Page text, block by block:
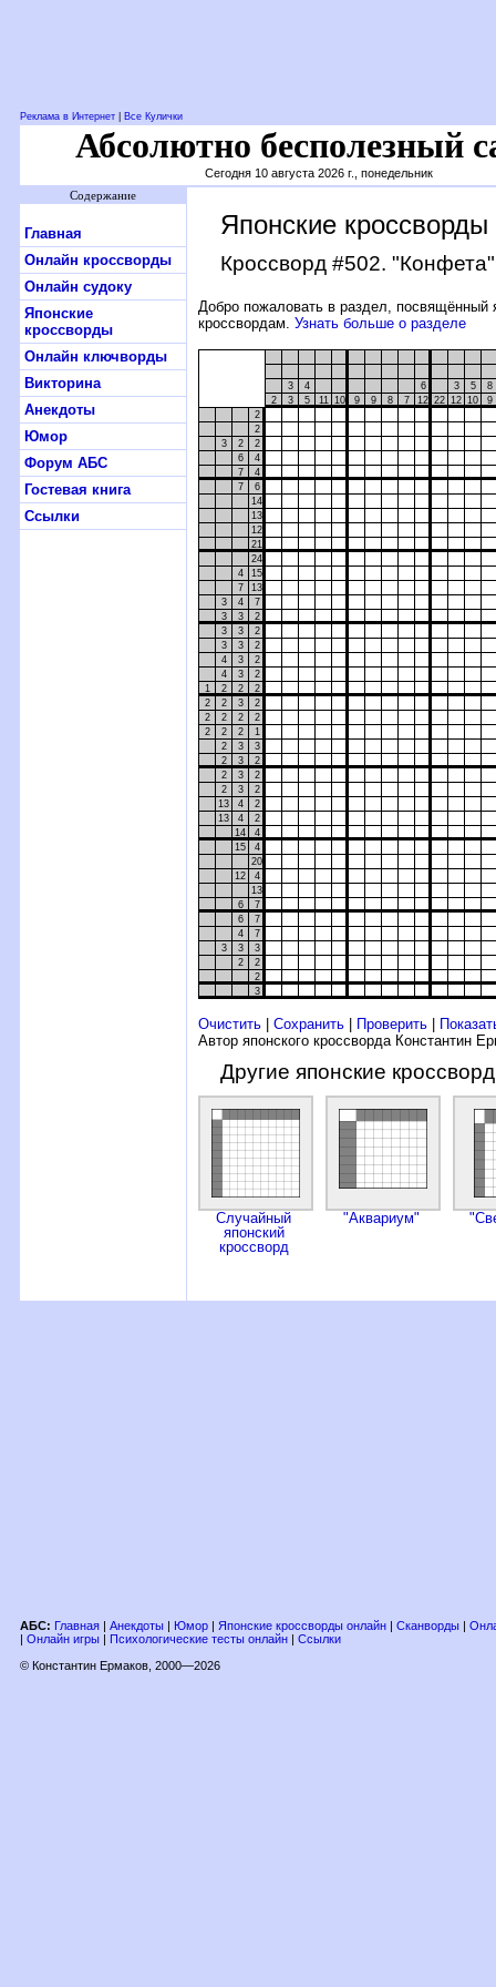
Реклама в Интернет Все Кулички
Абсолютно бесполезный
Сегодня 10 августа 2026 г., понедельник
Содержание
Главная
Онлайн кроссворды
Онлайн судоку
Японские
кроссворды
Онлайн ключворды
Викторина
Анекдоты
Юмор
Форум АБС
Гостевая книга
Ссылки
Японские
Кроссворд #502. "Конфета"
Добро пожаловать в раздел, посвящённый
кроссвордам. Узнать больше о разделе
3 4 6 3 5
8
2
3 5 11 10 9 9 8 7 12 22 12 10
9
2
2
3
2
2
6
4
7
4
7
6
14
13
12
21
24
4
15
7
13
3
4
7
3
3
2
3
3
2
3
3
2
4
3
2
4
3
2
1
2 2
2
2
2 3
2
2
2 2
2
2
2 2
1
2
3
3
2
3
2
2
3
2
2
3
2
13
4
2
13
4
2
14
4
15
4
20
12
4
13
6
7
6
7
4
7
3
3
3
2
2
2
3
Очистить Сохранить Проверить
Автор японского кроссворда Константин
Другие японские
Случайный
японский
кроссворд
"Аквариум"
АБС: Главная | Анекдоты | Юмор | Японские кроссворды онлайн | Сканворды |
| Онлайн игры | Психологические тесты онлайн | Ссылки
© Константин Ермаков, 2000—2026